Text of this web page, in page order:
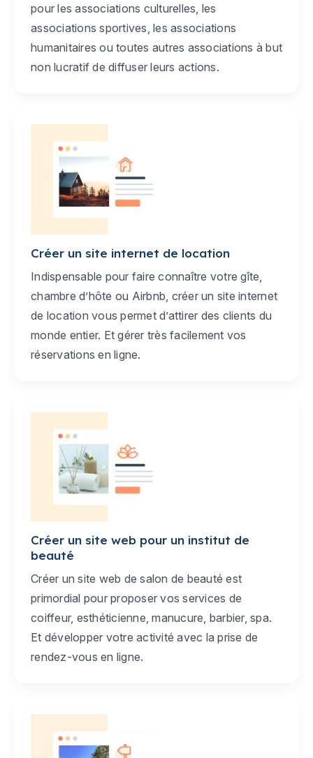
pour les associations culturelles, les
associations sportives, les associations
humanitaires ou toutes autres associations à but
non lucratif de diffuser leurs actions.
Créer un site internet de location
Indispensable pour faire connaître votre gîte,
chambre d’hôte ou Airbnb, créer un site internet
de location vous permet d’attirer des clients du
monde entier. Et gérer très facilement vos
réservations en ligne.
Créer un site web pour un institut de
beauté
Créer un site web de salon de beauté est
primordial pour proposer vos services de
coiffeur, esthéticienne, manucure, barbier, spa.
Et développer votre activité avec la prise de
rendez-vous en ligne.